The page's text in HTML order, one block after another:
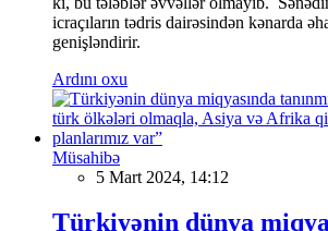
icraçıların tədris dairəsindən kənarda
genişləndirir.
Ardını oxu
Müsahibə
5 Mart 2024, 14:12
Türkiyənin dünya